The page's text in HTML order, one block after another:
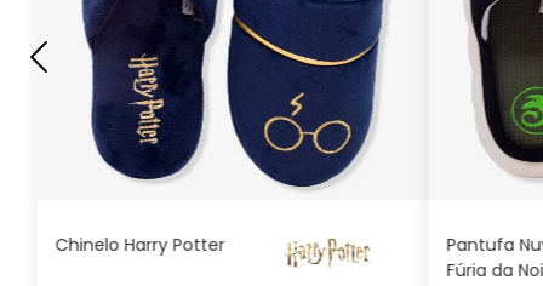
Chinelo Harry Potter
G GG M P
ADICIONAR AO
CARRINHO
Pantufa
Fúria da